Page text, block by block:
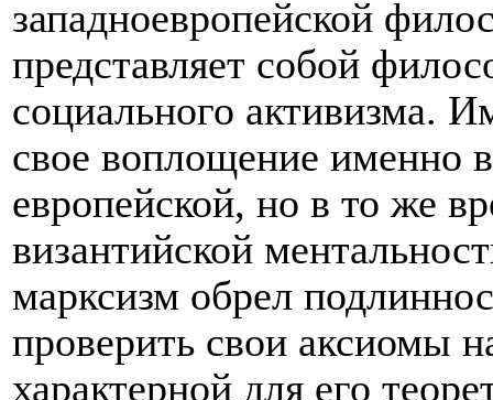
западноевропейской
представляет собой
социального активизма.
свое воплощение именно
европейской, но в то же
византийской
марксизм обрел
проверить свои аксиомы
характерной для его